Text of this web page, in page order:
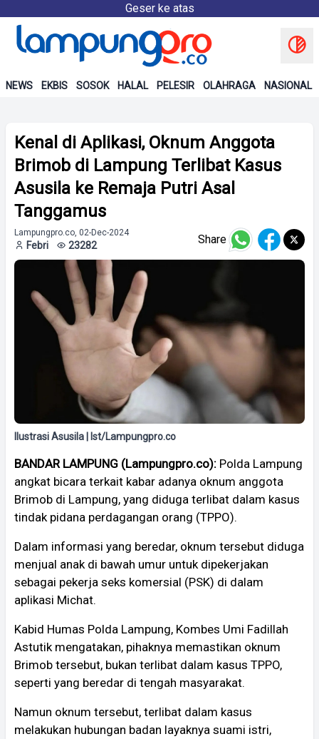
Geser ke atas
NEWS EKBIS SOSOK HALAL PELESIR OLAHRAGA NASIONAL
Kenal di Aplikasi, Oknum Anggota
Brimob di Lampung Terlibat Kasus
Asusila ke Remaja Putri Asal
Tanggamus
Lampungpro.co, 02-Dec-2024
Febri 23282 Share
Ilustrasi Asusila | Ist/Lampungpro.co
BANDAR LAMPUNG (Lampungpro.co): Polda Lampung
angkat bicara terkait kabar adanya oknum anggota
Brimob di Lampung, yang diduga terlibat dalam kasus
tindak pidana perdagangan orang (TPPO).
Dalam informasi yang beredar, oknum tersebut diduga
menjual anak di bawah umur untuk dipekerjakan
sebagai pekerja seks komersial (PSK) di dalam
aplikasi Michat.
Kabid Humas Polda Lampung, Kombes Umi Fadillah
Astutik mengatakan, pihaknya memastikan oknum
Brimob tersebut, bukan terlibat dalam kasus TPPO,
seperti yang beredar di tengah masyarakat.
Namun oknum tersebut, terlibat dalam kasus
melakukan hubungan badan layaknya suami istri,